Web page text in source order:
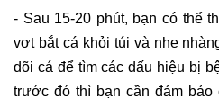
- Sau 15-20 phút, bạn có thể
vợt bắt cá khỏi túi và nhẹ
dõi cá để tìm các dấu hiệu bị
trước đó thì bạn cần đảm bảo